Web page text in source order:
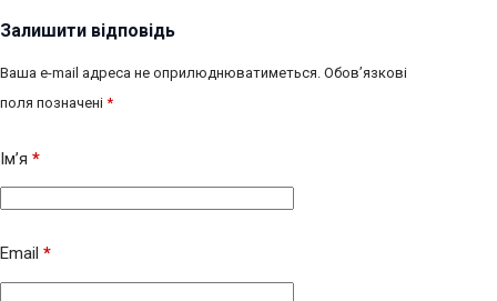
Залишити відповідь
Ваша e-mail адреса не оприлюднюватиметься. Обов’язкові
поля позначені *
Ім’я *
Email *